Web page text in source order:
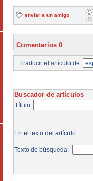
enviar a un amigo
Comentarios 0
Traducir el artículo de
Buscador de artículos
Título:
En el texto del artículo
Texto de búsqueda: